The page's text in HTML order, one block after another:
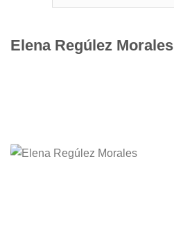
Elena Regúlez Morales